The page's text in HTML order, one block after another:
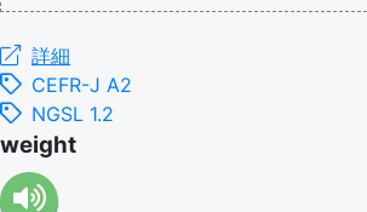
詳細
CEFR-J A2
NGSL 1.2
weight